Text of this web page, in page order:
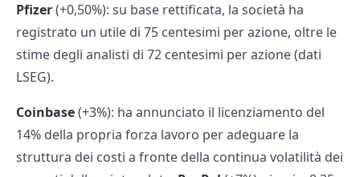
Pfizer(+0,50%): su base rettificata, la società ha
registrato un utile di 75 centesimi per azione, oltre le
stime degli analisti di 72 centesimi per azione (dati
LSEG).
Coinbase(+3%): ha annunciato il licenziamento del
14% della propria forza lavoro per adeguare la
struttura dei costi a fronte della continua volatilità dei